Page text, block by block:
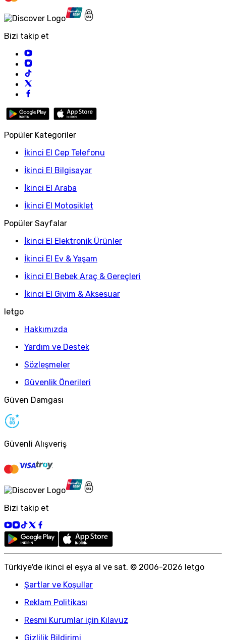
Bizi takip et
Popüler Kategoriler
İkinci El Cep Telefonu
İkinci El Bilgisayar
İkinci El Araba
İkinci El Motosiklet
Popüler Sayfalar
İkinci El Elektronik Ürünler
İkinci El Ev & Yaşam
İkinci El Bebek Araç & Gereçleri
İkinci El Giyim & Aksesuar
letgo
Hakkımızda
Yardım ve Destek
Sözleşmeler
Güvenlik Önerileri
Güven Damgası
Güvenli Alışveriş
Bizi takip et
Türkiye'de ikinci el eşya al ve sat. © 2006-2026 letgo
Şartlar ve Koşullar
Reklam Politikası
Resmi Kurumlar için Kılavuz
Gizlilik Bildirimi